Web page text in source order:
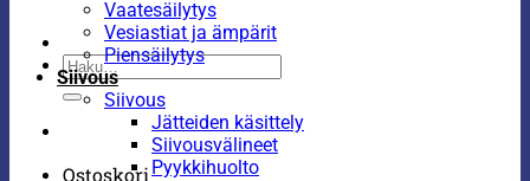
Etsi:
Ostoskori
Vaatesäilytys
Vesiastiat ja ämpärit
Piensäilytys
Siivous
Siivous
Jätteiden käsittely
Siivousvälineet
Pyykkihuolto